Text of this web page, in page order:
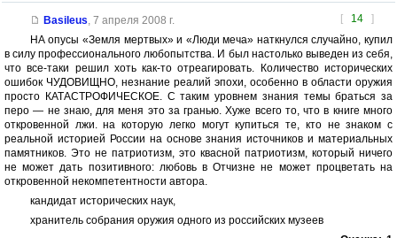
[ 14 ]
Basileus 7 апреля 2008 г.
НА опусы «Земля мертвых» и «Люди меча» наткнулся случайно, купил
в силу профессионального любопытства. И был настолько выведен из себя,
что все-таки решил хоть как-то отреагировать. Количество исторических
ошибок ЧУДОВИЩНО, незнание реалий эпохи, особенно в области оружия
просто КАТАСТРОФИЧЕСКОЕ. С таким уровнем знания темы браться за
перо — не знаю, для меня это за гранью. Хуже всего то, что в книге много
откровенной лжи. на которую легко могут купиться те, кто не знаком с
реальной историей России на основе знания источников и материальных
памятников. Это не патриотизм, это квасной патриотизм, который ничего
не может дать позитивного: любовь в Отчизне не может процветать на
откровенной некомпетентности автора.
кандидат исторических наук,
хранитель собрания оружия одного из российских музеев